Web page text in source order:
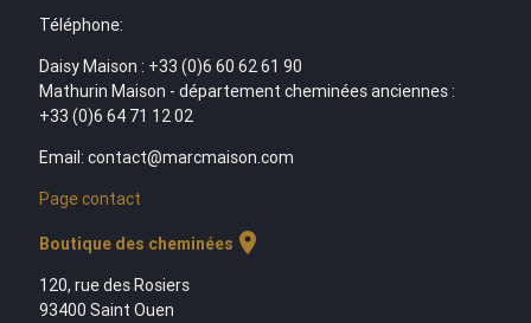
Téléphone:
Daisy Maison : +33 (0)6 60 62 61 90
Mathurin Maison - département cheminées anciennes :
+33 (0)6 64 71 12 02
Email: contact@marcmaison.com
Page contact
Boutique des cheminées location_on
120, rue des Rosiers
93400 Saint Ouen